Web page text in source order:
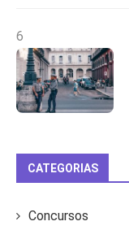
6
CATEGORIAS
Concursos